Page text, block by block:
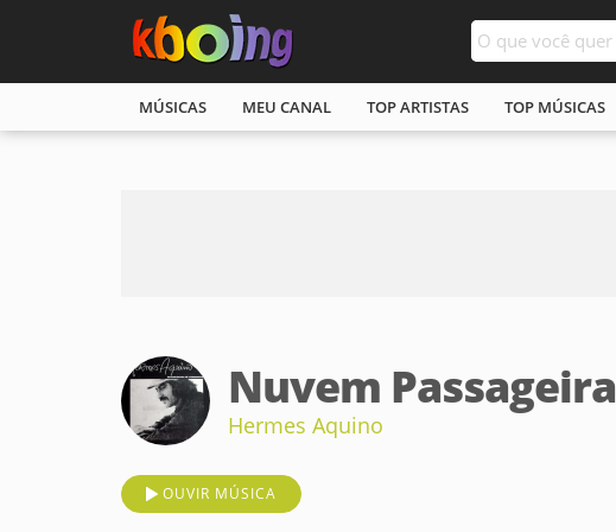
MÚSICAS MEU CANAL TOP ARTISTAS TOP MÚSICAS
Nuvem Passageira
Hermes Aquino
OUVIR MÚSICA